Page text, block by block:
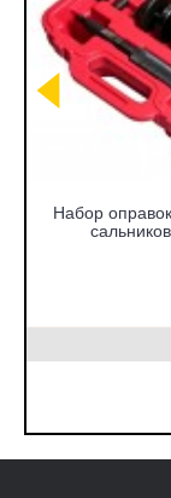
Набор